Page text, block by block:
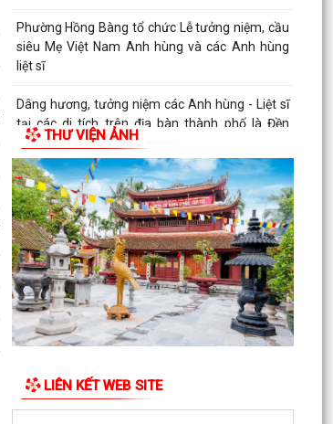
Phường Hồng Bàng tổ chức Lễ tưởng niệm, cầu
siêu Mẹ Việt Nam Anh hùng và các Anh hùng
liệt sĩ
Dâng hương, tưởng niệm các Anh hùng - Liệt sĩ
tại các di tích trên địa bàn thành phố là Đền
thờ...
PHƯỜNG HỒNG BÀNG TỔ CHỨC HỘI NGHỊ SƠ
KẾT 6 THÁNG ĐẦU NĂM 2026 CÔNG TÁC BẢO
VỆ NỀN TẢNG TƯ TƯỞNG CỦA...
Hội Cựu CAND phường Hồng Bàng đi thăm, tặng
quà các gia đình thương binh, thân nhân liệt sỹ
CAND
Phường Hồng Bàng phát huy vai trò, nâng cao
TUỔI TRẺ PHƯỜNG HỒNG BÀNG TỔ CHỨC
THƯ VIỆN ẢNH
LIÊN KẾT WEB SITE